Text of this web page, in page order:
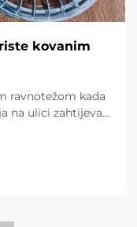
kovanim
ravnotežom kada
na ulici zahtijeva
iznimnu lakost,